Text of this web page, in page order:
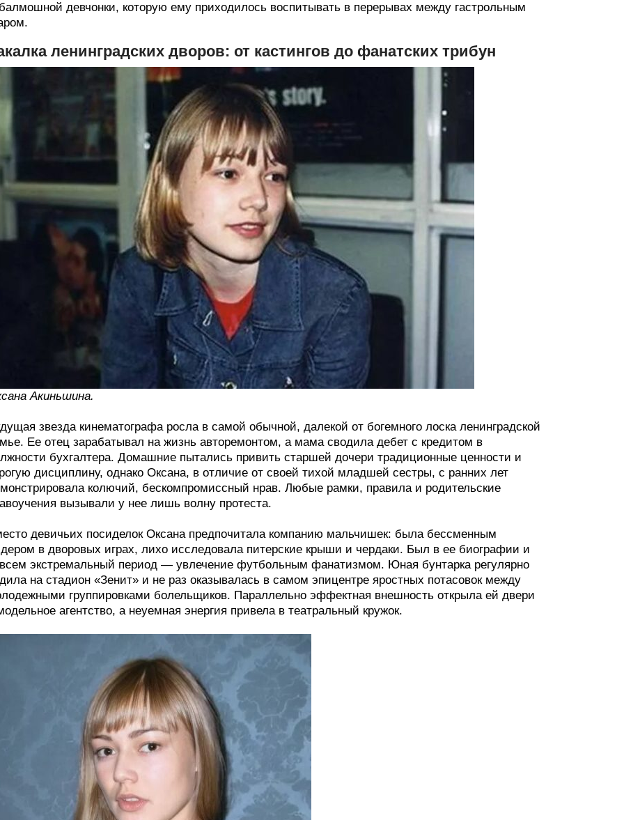
девчонки, которую ему приходилось воспитывать в перерывах между гастрольным
ленинградских дворов: от кастингов до фанатских трибун
Акиньшина.
звезда кинематографа росла в самой обычной, далекой от богемного лоска ленинградской
Ее отец зарабатывал на жизнь авторемонтом, а мама сводила дебет с кредитом в
бухгалтера. Домашние пытались привить старшей дочери традиционные ценности и
дисциплину, однако Оксана, в отличие от своей тихой младшей сестры, с ранних лет
колючий, бескомпромиссный нрав. Любые рамки, правила и родительские
вызывали у нее лишь волну протеста.
девичьих посиделок Оксана предпочитала компанию мальчишек: была бессменным
в дворовых играх, лихо исследовала питерские крыши и чердаки. Был в ее биографии и
экстремальный период — увлечение футбольным фанатизмом. Юная бунтарка регулярно
на стадион «Зенит» и не раз оказывалась в самом эпицентре яростных потасовок между
группировками болельщиков. Параллельно эффектная внешность открыла ей двери
агентство, а неуемная энергия привела в театральный кружок.